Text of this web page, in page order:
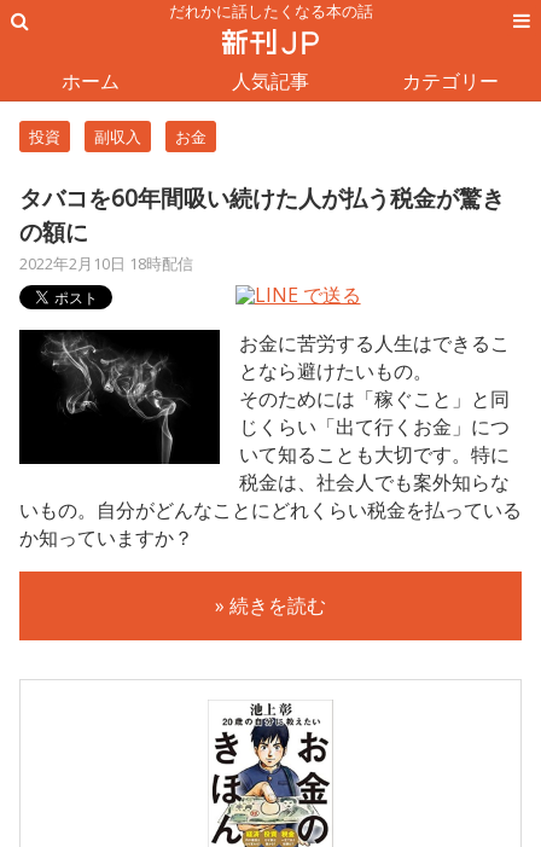
だれかに話したくなる本の話
ホーム 人気記事 カテゴリー
投資 副収入 お金
タバコを60年間吸い続けた人が払う税金が驚き
の額に
2022年2月10日 18時配信
お金に苦労する人生はできるこ
となら避けたいもの。
そのためには「稼ぐこと」と同
じくらい「出て行くお金」につ
いて知ることも大切です。特に
税金は、社会人でも案外知らな
いもの。自分がどんなことにどれくらい税金を払っている
か知っていますか？
» 続きを読む